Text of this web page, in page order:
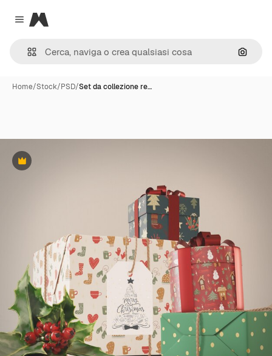
Close menu
Magnific
Cerca
Home/Stock/PSD/Set da collezione re…
Premium